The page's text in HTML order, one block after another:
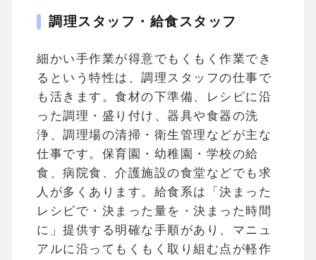
調理スタッフ・給食スタッフ
細かい手作業が得意でもくもく作業でき
るという特性は、調理スタッフの仕事で
も活きます。食材の下準備、レシピに沿
った調理・盛り付け、器具や食器の洗
浄、調理場の清掃・衛生管理などが主な
仕事です。保育園・幼稚園・学校の給
食、病院食、介護施設の食堂などでも求
人が多くあります。給食系は「決まった
レシピで・決まった量を・決まった時間
に」提供する明確な手順があり、マニュ
アルに沿ってもくもく取り組む点が軽作